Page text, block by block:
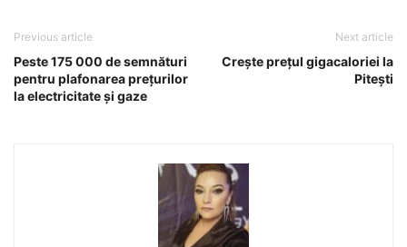
Previous article
Peste 175 000 de semnături
pentru plafonarea prețurilor
la electricitate și gaze
Next article
Crește prețul gigacaloriei la
Pitești